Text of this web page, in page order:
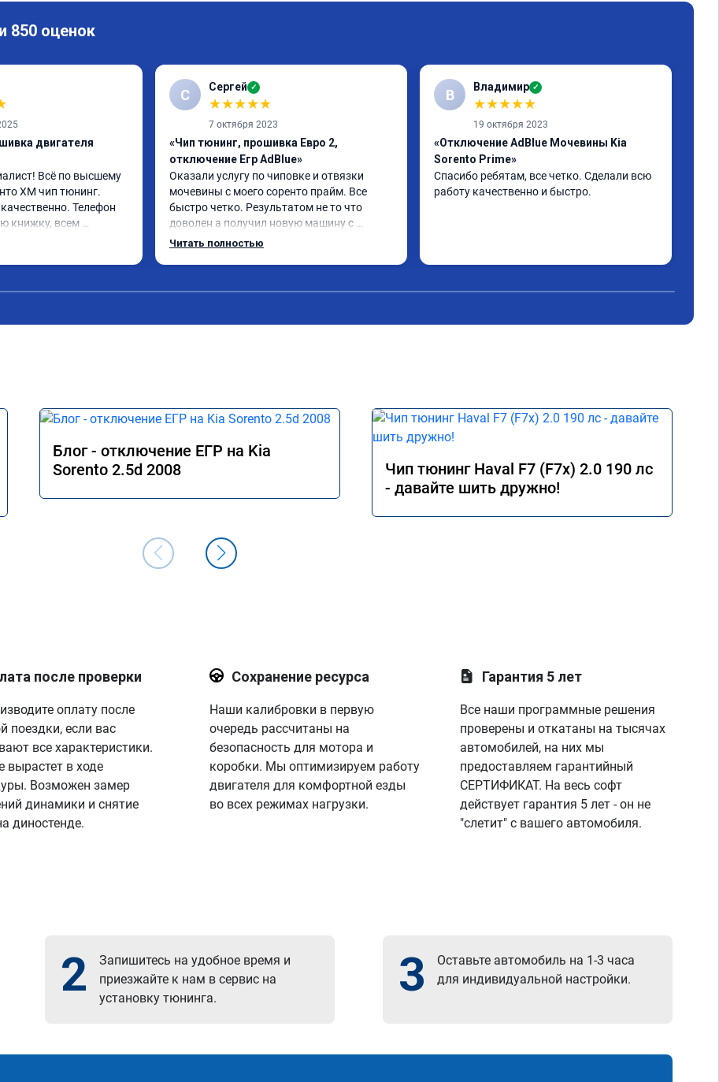
850 оценок
двигателя
Всё по высшему
XM чип тюнинг.
Телефон
книжку, всем
поеду в ближайшее
С Сергей ✓
★★★★★
7 октября 2023
«Чип тюнинг, прошивка Евро 2,
отключение Егр AdBlue»
Оказали услугу по чиповке и отвязки
мочевины с моего соренто прайм. Все
быстро четко. Результатом не то что
доволен а получил новую машину с
отличным откликом. Доволен как слон.
Читать полностью
В Владимир ✓
★★★★★
19 октября 2023
«Отключение AdBlue Мочевины Kia
Sorento Prime»
Спасибо ребятам, все четко. Сделали всю
работу качественно и быстро.
Блог - отключение ЕГР на Kia
Sorento 2.5d 2008
Чип тюнинг Haval F7 (F7x) 2.0 190 лс
- давайте шить дружно!
после проверки
оплату после
поездки, если вас
все характеристики.
вырастет в ходе
Возможен замер
динамики и снятие
диностенде.
Сохранение ресурса
Наши калибровки в первую
очередь рассчитаны на
безопасность для мотора и
коробки. Мы оптимизируем работу
двигателя для комфортной езды
во всех режимах нагрузки.
Гарантия 5 лет
Все наши программные решения
проверены и откатаны на тысячах
автомобилей, на них мы
предоставляем гарантийный
СЕРТИФИКАТ. На весь софт
действует гарантия 5 лет - он не
"слетит" с вашего автомобиля.
2
Запишитесь на удобное время и
приезжайте к нам в сервис на
установку тюнинга.
3
Оставьте автомобиль на 1-3 часа
для индивидуальной настройки.